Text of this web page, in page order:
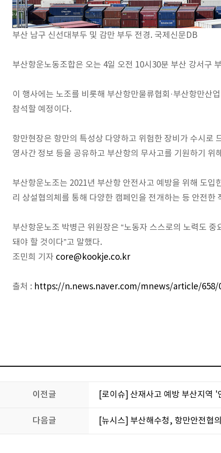
부산 남구 신선대부두 및 감만 부두 전경. 국제신문DB
부산항운노동조합은 오는 4일 오전 10시30분 부산 강서구
이 행사에는 노조를 비롯해 부산항만물류협회·부산항만산
참석할 예정이다.
항만현장은 항만의 특성상 다양하고 위험한 장비가 수시로
영사간 정보 등을 공유하고 부산항의 무사고를 기원하기
부산항운노조는 2021년 부산항 안전사고 예방을 위해 도입
리 상설협의체를 통해 다양한 캠페인을 전개하는 등 안전한
부산항운노조 박병근 위원장은 “노동자 스스로의 노력도
돼야 할 것이다”고 말했다.
조민희 기자 core@kookje.co.kr
출처 : https://n.news.naver.com/mnews/article/658/
이전글 [로이슈] 산재사고 예방 부산지역
다음글 [뉴시스] 부산해수청, 항만안전협